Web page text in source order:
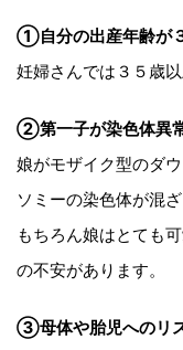
①自分の出産年齢が
妊婦さんでは３５歳
②第一子が染色体異
娘がモザイク型のダ
ソミーの染色体が混ざ
もちろん娘はとても
の不安があります。
③母体や胎児へのリ